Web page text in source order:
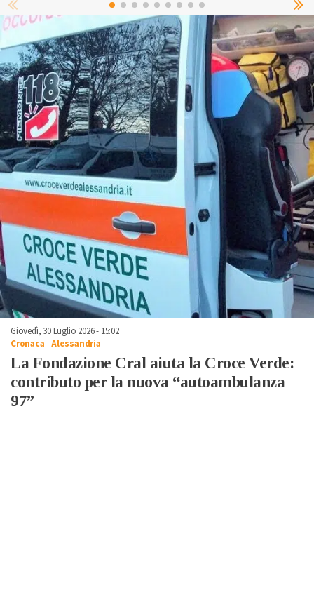
Giovedì, 30 Luglio 2026 - 15:02
Cronaca-Alessandria
La Fondazione Cral aiuta la Croce Verde:
contributo per la nuova “autoambulanza
97”